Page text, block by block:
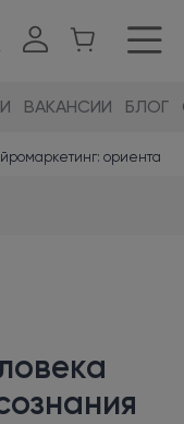
ВАКАНСИИ БЛОГ